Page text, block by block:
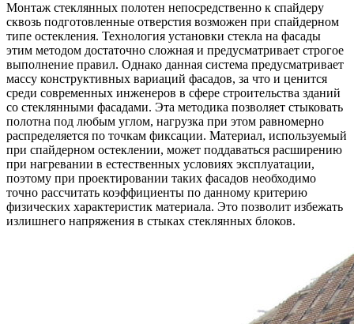
Монтаж стеклянных полотен непосредственно к спайдеру
сквозь подготовленные отверстия возможен при спайдерном
типе остекления. Технология установки стекла на фасады
этим методом достаточно сложная и предусматривает строгое
выполнение правил. Однако данная система предусматривает
массу конструктивных вариаций фасадов, за что и ценится
среди современных инженеров в сфере строительства зданий
со стеклянными фасадами. Эта методика позволяет стыковать
полотна под любым углом, нагрузка при этом равномерно
распределяется по точкам фиксации. Материал, используемый
при спайдерном остеклении, может поддаваться расширению
при нагревании в естественных условиях эксплуатации,
поэтому при проектировании таких фасадов необходимо
точно рассчитать коэффициенты по данному критерию
физических характеристик материала. Это позволит избежать
излишнего напряжения в стыках стеклянных блоков.